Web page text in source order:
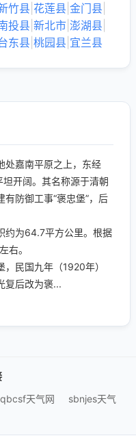
竹县 花莲县 金门县
投县 新北市 澎湖县
东县 桃园县 宜兰县
处嘉南平原之上，东经
开阔。其名称源于清朝
防御工事“褒忠堡”，后
约为64.7平方公里。根据
右。
民国九年（1920年）
复后改为褒...
qbcsf天气网
sbnjes天气